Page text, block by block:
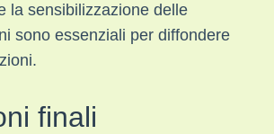
la sensibilizzazione delle
sono essenziali per diffondere
finali